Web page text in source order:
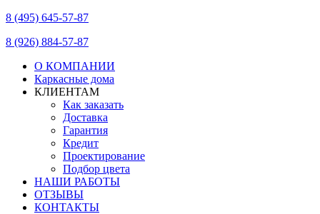
8 (495) 645-57-87
8 (926) 884-57-87
О КОМПАНИИ
Каркасные дома
КЛИЕНТАМ
Как заказать
Доставка
Гарантия
Кредит
Проектирование
Подбор цвета
НАШИ РАБОТЫ
ОТЗЫВЫ
КОНТАКТЫ